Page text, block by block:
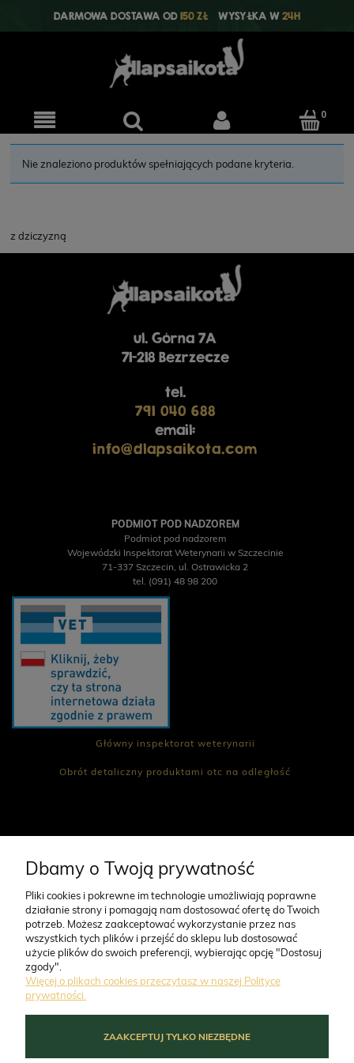
DARMOWA DOSTAWA OD150 ZŁ WYSYŁKA W24H
TRIBAL Fresh Pressed
Indyk, tłoczona na zimno
karma dla dorosłych
332,00 zł
YORA All Breed
PERRO Cielęcina z
cukinią dla psów
dorosłych 800g
dla psów dorosłych 400g
Nie znaleziono produktów spełniających podane kryteria.
z dziczyzną
ul. Górna 7A
71-218 Bezrzecze
tel.
791 040 688
email:
info@dlapsaikota.com
PODMIOT POD NADZOREM
Podmiot pod nadzorem
Wojewódzki Inspektorat Weterynarii w Szczecinie
71-337 Szczecin, ul. Ostrawicka 2
tel. (091) 48 98 200
Główny inspektorat weterynarii
Obrót detaliczny produktami otc na odległość
CO NAS WYRÓŻNIA
O FIRMIE
MOJE KONTO
Dbamy o Twoją prywatność
Pliki cookies i pokrewne im technologie umożliwiają poprawne
działanie strony i pomagają nam dostosować ofertę do Twoich
potrzeb. Możesz zaakceptować wykorzystanie przez nas
wszystkich tych plików i przejść do sklepu lub dostosować
użycie plików do swoich preferencji, wybierając opcję "Dostosuj
zgody".
Więcej o plikach cookies przeczytasz w naszej Polityce
prywatności.
ZAAKCEPTUJ TYLKO NIEZBĘDNE